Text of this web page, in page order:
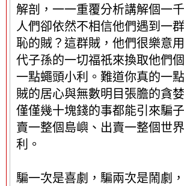
解剖，一一重覆分析講解個一
人們卻依然不相信他們遇到一
恥的賊？這群賊，他們很樂意
代子孫的一切福祇來換取他們
一點蠅頭小利。難道你真的一
賊的居心與無數明目張膽的貪
僅僅幾十塊錢的事都能引來騙
賣一整個島嶼、出賣一整個世
利。
騙一次是喜劇，騙兩次是鬧劇